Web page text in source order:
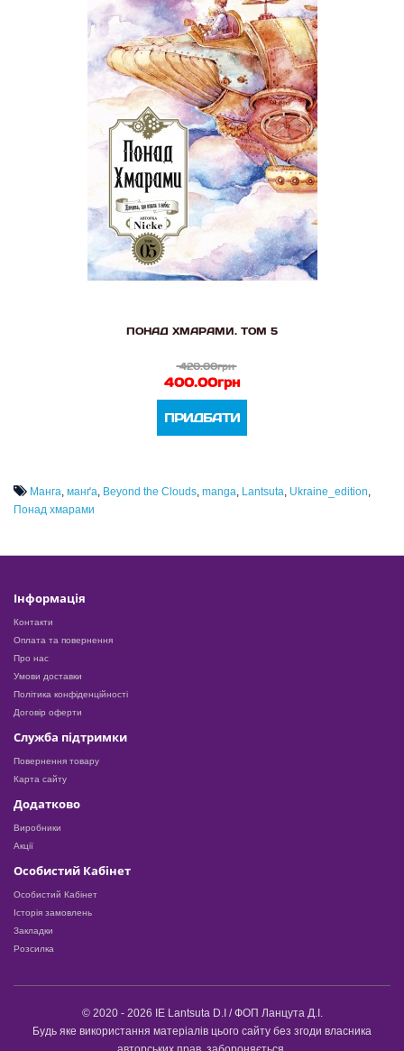
ПОНАД ХМАРАМИ. ТОМ 5
420.00грн
400.00грн
ПРИДБАТИ
Манга, манґа, Beyond the Clouds, manga, Lantsuta, Ukraine_edition,
Понад хмарами
Інформація
Контакти
Оплата та повернення
Про нас
Умови доставки
Політика конфіденційності
Договір оферти
Служба підтримки
Повернення товару
Карта сайту
Додатково
Виробники
Акції
Особистий Кабінет
Особистий Кабінет
Історія замовлень
Закладки
Розсилка
© 2020 - 2026 IE Lantsuta D.I / ФОП Ланцута Д.І.
Будь яке використання матеріалів цього сайту без згоди власника